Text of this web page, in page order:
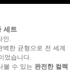
세트
인.
벽한 균형으로 전 세계
었습니다.
볼 수 있는 완전한 컬렉